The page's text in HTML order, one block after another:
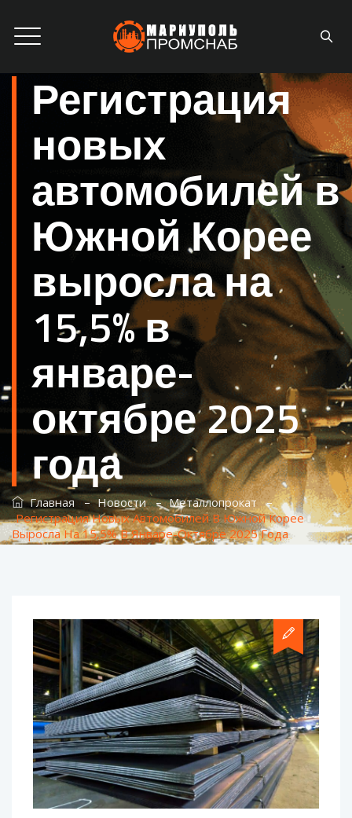
Регистрация
новых
автомобилей в
Южной Корее
выросла на
15,5% в
январе-
октябре 2025
года
Главная–Новости–Металлопрокат–
Регистрация Новых Автомобилей В Южной Корее
Выросла На 15,5% В Январе-Октябре 2025 Года